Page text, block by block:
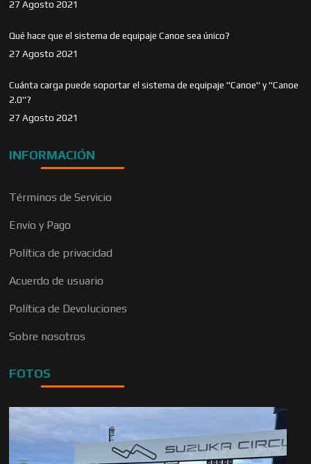
27 Agosto 2021
Qué hace que el sistema de equipaje Canoe sea único?
27 Agosto 2021
Cuánta carga puede soportar el sistema de equipaje "Canoe" y "Canoe
2.0"?
27 Agosto 2021
INFORMACIÓN
Términos de Servicio
Envío y Pago
Política de privacidad
Acuerdo de usuario
Política de Devoluciones
Sobre nosotros
FOTOS